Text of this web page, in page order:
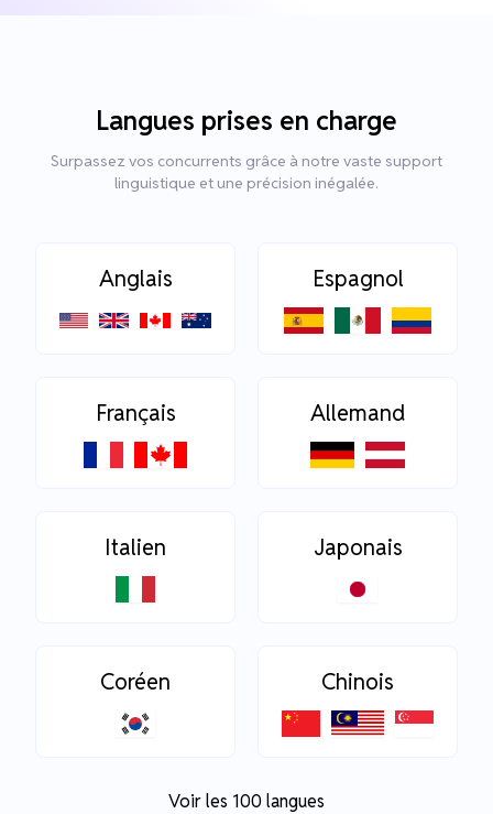
Langues prises en charge
Surpassez vos concurrents grâce à notre vaste support
linguistique et une précision inégalée.
Anglais Espagnol
Français Allemand
Italien Japonais
Coréen Chinois
Voir les 100 langues